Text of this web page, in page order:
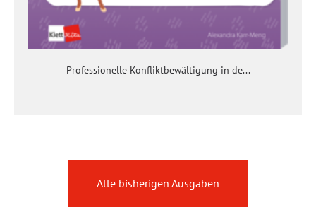
Professionelle Konfliktbewältigung in de...
Alle bisherigen Ausgaben